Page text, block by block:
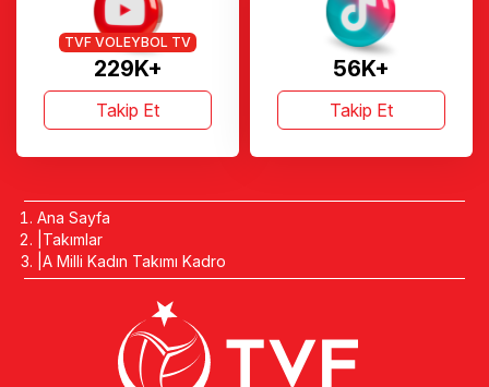
229K+
TVF VOLEYBOL TV
Takip Et
56K+
Takip Et
Ana Sayfa
Takımlar
A Milli Kadın Takımı Kadro